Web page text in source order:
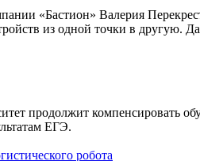
«Бастион» Валерия
из одной точки в другую.
продолжит компенсировать
ЕГЭ.